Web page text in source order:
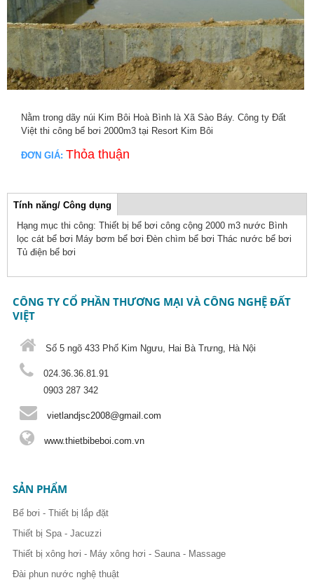
Nằm trong dãy núi Kim Bôi Hoà Bình là Xã Sào Báy. Công ty Đất
Việt thi công bể bơi 2000m3 tại Resort Kim Bôi
ĐƠN GIÁ: Thỏa thuận
col3
Tính năng/ Công dụng
hoạt
động)
Hạng mục thi công: Thiết bị bể bơi công cộng 2000 m3 nước Bình
lọc cát bể bơi Máy bơm bể bơi Đèn chìm bể bơi Thác nước bể bơi
Tủ điện bể bơi
CÔNG TY CỔ PHẦN THƯƠNG MẠI VÀ CÔNG NGHỆ ĐẤT
VIỆT
Số 5 ngõ 433 Phố Kim Ngưu, Hai Bà Trưng, Hà Nội
024.36.36.81.91
0903 287 342
vietlandjsc2008@gmail.com
www.thietbibeboi.com.vn
SẢN PHẨM
Bể bơi - Thiết bị lắp đặt
Thiết bị Spa - Jacuzzi
Thiết bị xông hơi - Máy xông hơi - Sauna - Massage
Đài phun nước nghệ thuật